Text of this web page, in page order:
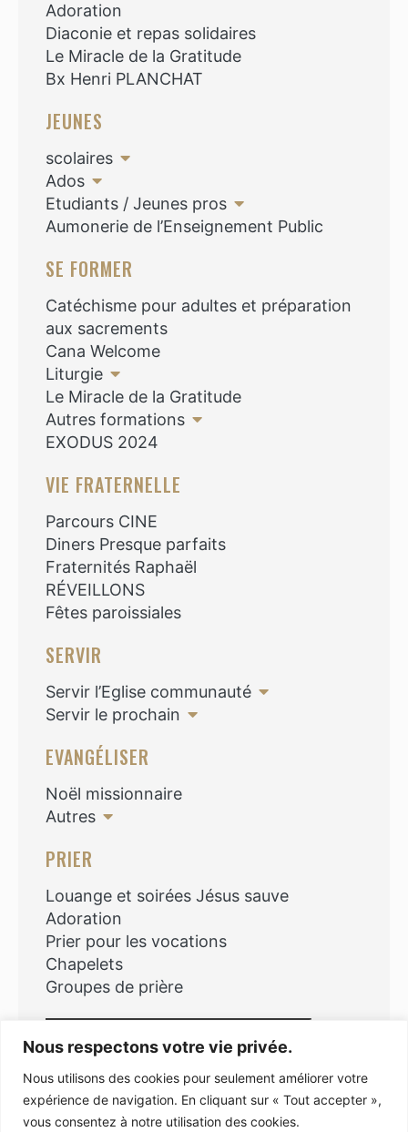
Nous respectons votre vie privée.
Nous utilisons des cookies pour seulement améliorer votre
expérience de navigation. En cliquant sur « Tout accepter »,
vous consentez à notre utilisation des cookies.
Adoration
Diaconie et repas solidaires
Le Miracle de la Gratitude
Bx Henri PLANCHAT
JEUNES
scolaires
Ados
Etudiants / Jeunes pros
Aumonerie de l’Enseignement Public
SE FORMER
Catéchisme pour adultes et préparation
aux sacrements
Cana Welcome
Liturgie
Le Miracle de la Gratitude
Autres formations
EXODUS 2024
VIE FRATERNELLE
Parcours CINE
Diners Presque parfaits
Fraternités Raphaël
RÉVEILLONS
Fêtes paroissiales
SERVIR
Servir l’Eglise communauté
Servir le prochain
EVANGÉLISER
Noël missionnaire
Autres
PRIER
Louange et soirées Jésus sauve
Adoration
Prier pour les vocations
Chapelets
Groupes de prière